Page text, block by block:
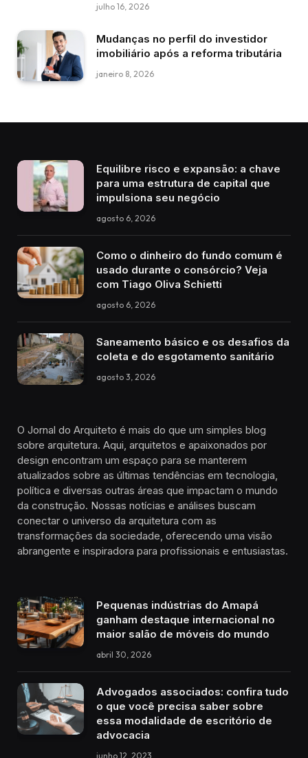
julho 16, 2026
Mudanças no perfil do investidor
imobiliário após a reforma tributária
janeiro 8, 2026
Equilibre risco e expansão: a chave
para uma estrutura de capital que
impulsiona seu negócio
agosto 6, 2026
Como o dinheiro do fundo comum é
usado durante o consórcio? Veja
com Tiago Oliva Schietti
agosto 6, 2026
Saneamento básico e os desafios da
coleta e do esgotamento sanitário
agosto 3, 2026
O Jornal do Arquiteto é mais do que um simples blog
sobre arquitetura. Aqui, arquitetos e apaixonados por
design encontram um espaço para se manterem
atualizados sobre as últimas tendências em tecnologia,
política e diversas outras áreas que impactam o mundo
da construção. Nossas notícias e análises buscam
conectar o universo da arquitetura com as
transformações da sociedade, oferecendo uma visão
abrangente e inspiradora para profissionais e entusiastas.
Pequenas indústrias do Amapá
ganham destaque internacional no
maior salão de móveis do mundo
abril 30, 2026
Advogados associados: confira tudo
o que você precisa saber sobre
essa modalidade de escritório de
advocacia
junho 12, 2023